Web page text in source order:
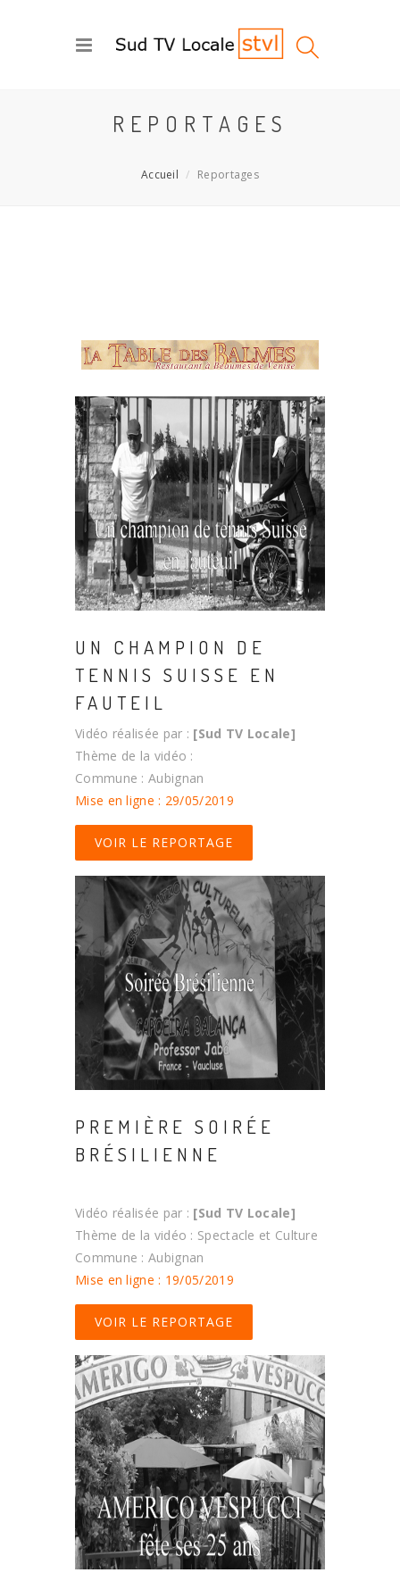
REPORTAGES
Accueil Reportages
UN CHAMPION DE
TENNIS SUISSE EN
FAUTEIL
Vidéo réalisée par : [Sud TV Locale]
Thème de la vidéo :
Commune : Aubignan
Mise en ligne : 29/05/2019
VOIR LE REPORTAGE
PREMIÈRE SOIRÉE
BRÉSILIENNE
Vidéo réalisée par : [Sud TV Locale]
Thème de la vidéo : Spectacle et Culture
Commune : Aubignan
Mise en ligne : 19/05/2019
VOIR LE REPORTAGE